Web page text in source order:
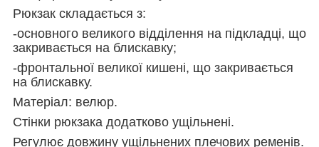
Рюкзак складається з:
-основного великого відділення на підкладці, що
закривається на блискавку;
-фронтальної великої кишені, що закривається
на блискавку.
Матеріал: велюр.
Стінки рюкзака додатково ущільнені.
Регулює довжину ущільнених плечових ременів.